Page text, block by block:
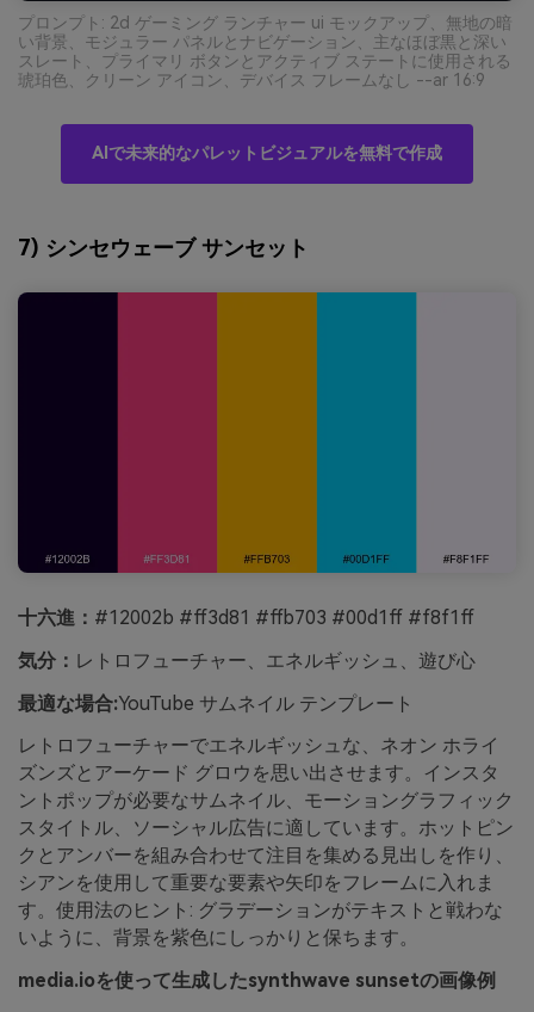
プロンプト: 2d ゲーミング ランチャー ui モックアップ、無地の暗
い背景、モジュラー パネルとナビゲーション、主なほぼ黒と深い
スレート、プライマリ ボタンとアクティブ ステートに使用される
琥珀色、クリーン アイコン、デバイス フレームなし --ar 16:9
AIで未来的なパレットビジュアルを無料で作成
7) シンセウェーブ サンセット
十六進： #12002b #ff3d81 #ffb703 #00d1ff #f8f1ff
気分： レトロフューチャー、エネルギッシュ、遊び心
最適な場合:YouTube サムネイル テンプレート
レトロフューチャーでエネルギッシュな、ネオン ホライ
ズンズとアーケード グロウを思い出させます。インスタ
ントポップが必要なサムネイル、モーショングラフィック
スタイトル、ソーシャル広告に適しています。ホットピン
クとアンバーを組み合わせて注目を集める見出しを作り、
シアンを使用して重要な要素や矢印をフレームに入れま
す。使用法のヒント: グラデーションがテキストと戦わな
いように、背景を紫色にしっかりと保ちます。
media.ioを使って生成したsynthwave sunsetの画像例